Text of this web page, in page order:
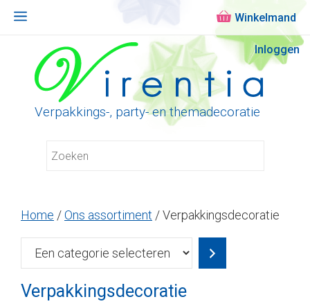
Inloggen
Verpakkings-, party- en themadecoratie
Menu
Home /Ons assortiment / Verpakkingsdecoratie
Een
categorie
selecteren
Verpakkingsdecoratie